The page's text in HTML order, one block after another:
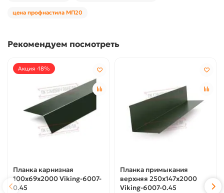
цена профнастила МП20
Рекомендуем посмотреть
Акция -18%
Планка карнизная
100х69х2000 Viking-6007-
0.45
Планка примыкания
верхняя 250х147х2000
Viking-6007-0.45